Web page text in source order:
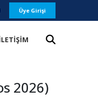
Üye Girişi
2026)